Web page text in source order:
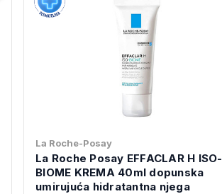
La Roche-Posay
La Roche Posay EFFACLAR H ISO-
BIOME KREMA 40ml dopunska
umirujuća hidratantna njega